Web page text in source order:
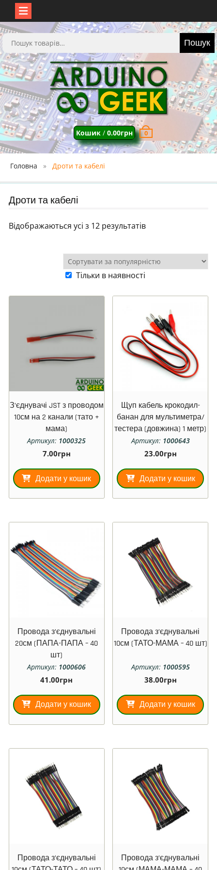
Перейти
до
вмісту
Шукати: Пошук
Кошик/ 0.00грн 0
Головна Дроти та кабелі
Дроти та кабелі
Відображаються усі з 12 результатів
Тільки в наявності
З’єднувачі JST з проводом
10см на 2 канали (тато +
мама)
Артикул: 1000325
7.00грн
Додати у кошик
Щуп кабель крокодил-
банан для мультиметра/
тестера (довжина) 1 метр)
Артикул: 1000643
23.00грн
Додати у кошик
Провода з’єднувальні
20см (ПАПА-ПАПА – 40
шт)
Артикул: 1000606
41.00грн
Додати у кошик
Провода з’єднувальні
10см (ТАТО-МАМА – 40 шт)
Артикул: 1000595
38.00грн
Додати у кошик
Провода з’єднувальні
Провода з’єднувальні